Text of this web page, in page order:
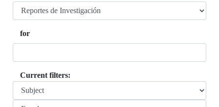
for
Current filters: